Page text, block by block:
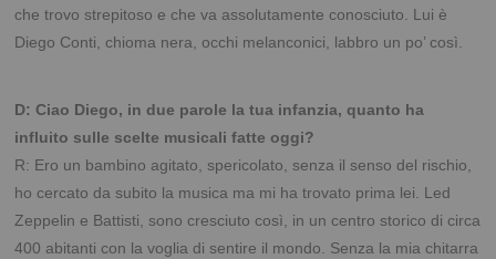
che trovo strepitoso e che va assolutamente conosciuto. Lui è
Diego Conti, chioma nera, occhi melanconici, labbro un po’ così.
D: Ciao Diego, in due parole la tua infanzia, quanto ha
influito sulle scelte musicali fatte oggi?
R: Ero un bambino agitato, spericolato, senza il senso del rischio,
ho cercato da subito la musica ma mi ha trovato prima lei. Led
Zeppelin e Battisti, sono cresciuto così, in un centro storico di circa
400 abitanti con la voglia di sentire il mondo. Senza la mia chitarra